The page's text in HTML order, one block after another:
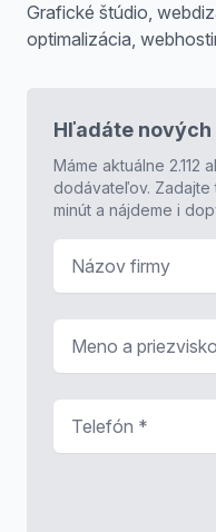
Grafické štúdio,
optimalizácia,
Hľadáte nových
Máme aktuálne 2.112
dodávateľov. Zadajte
minút a nájdeme i